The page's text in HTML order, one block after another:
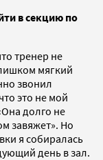
в секцию по
тренер не
мягкий
звонил
это не мой
долго не
завяжет». Но
я собиралась
день в зал.